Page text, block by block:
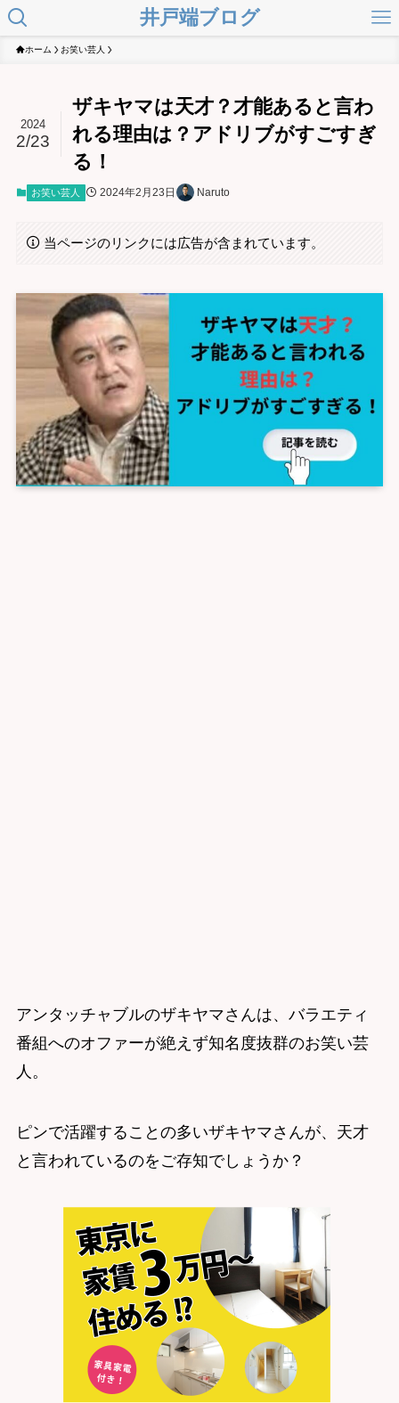
井戸端ブログ
ホーム お笑い芸人
ザキヤマは天才？才能あると言わ
れる理由は？アドリブがすごすぎ
る！
2024
2/23
お笑い芸人 2024年2月23日 Naruto
当ページのリンクには広告が含まれています。
アンタッチャブルのザキヤマさんは、バラエティ
番組へのオファーが絶えず知名度抜群のお笑い芸
人。
ピンで活躍することの多いザキヤマさんが、天才
と言われているのをご存知でしょうか？